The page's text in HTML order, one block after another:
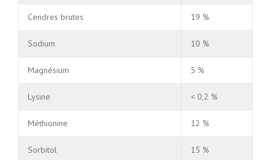
Cendres brutes 19 %
Sodium 10 %
Magnésium 5 %
Lysine < 0,2 %
Méthionine 12 %
Sorbitol 15 %